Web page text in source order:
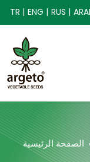
TR | ENG | RUS |
الصفحة الرئيسية